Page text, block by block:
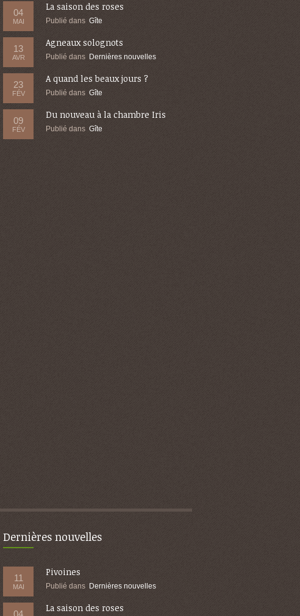
04
MAI
La saison des roses
Publié dans Gîte
13
AVR
Agneaux solognots
Publié dans Dernières nouvelles
23
FÉV
A quand les beaux jours ?
Publié dans Gîte
09
FÉV
Du nouveau à la chambre Iris
Publié dans Gîte
Dernières nouvelles
11
MAI
Pivoines
Publié dans Dernières nouvelles
04
La saison des roses